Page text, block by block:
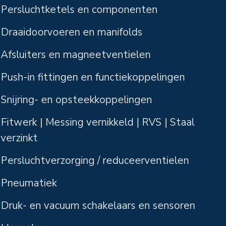
Persluchtketels en componenten
Draaidoorvoeren en manifolds
Afsluiters en magneetventielen
Push-in fittingen en functiekoppelingen
Snijring- en opsteekkoppelingen
Fitwerk | Messing vernikkeld | RVS | Staal
verzinkt
Persluchtverzorging / reduceerventielen
Pneumatiek
Druk- en vacuum schakelaars en sensoren